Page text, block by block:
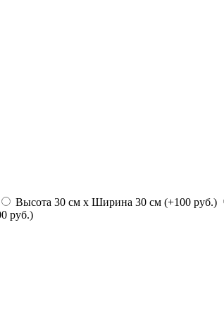
Высота 30 см х Ширина 30 см (+100 руб.)
руб.)